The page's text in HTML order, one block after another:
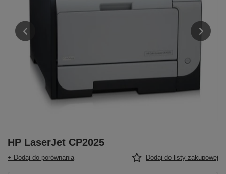
HP LaserJet CP2025
+ Dodaj do porównania Dodaj do listy zakupowej